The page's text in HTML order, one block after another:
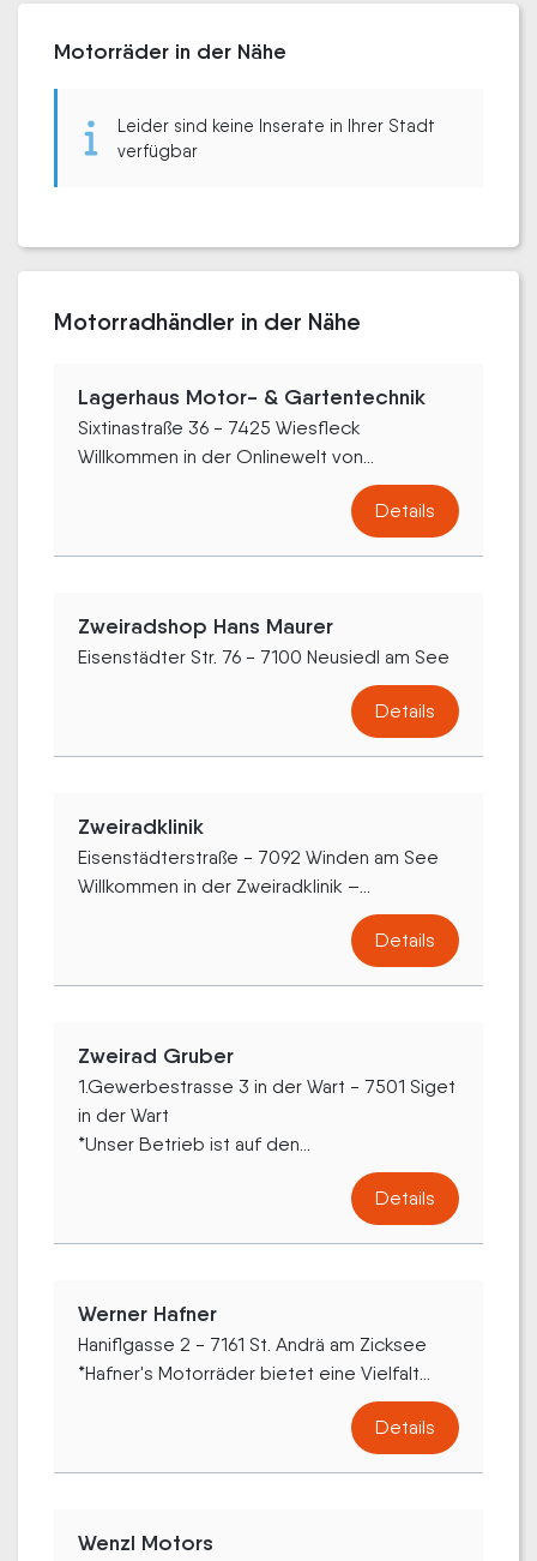
Motorräder in der Nähe
Leider sind keine Inserate in Ihrer Stadt
verfügbar
Motorradhändler in der Nähe
Lagerhaus Motor- & Gartentechnik
Sixtinastraße 36 - 7425 Wiesfleck
Willkommen in der Onlinewelt von...
Details
Zweiradshop Hans Maurer
Eisenstädter Str. 76 - 7100 Neusiedl am See
Details
Zweiradklinik
Eisenstädterstraße - 7092 Winden am See
Willkommen in der Zweiradklinik –...
Details
Zweirad Gruber
1.Gewerbestrasse 3 in der Wart - 7501 Siget
in der Wart
*Unser Betrieb ist auf den...
Details
Werner Hafner
Haniflgasse 2 - 7161 St. Andrä am Zicksee
*Hafner's Motorräder bietet eine Vielfalt...
Details
Wenzl Motors